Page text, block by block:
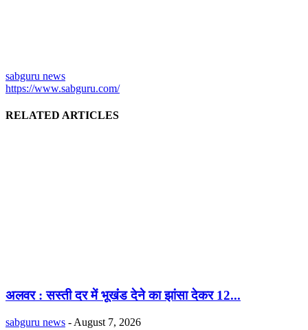
sabguru news
https://www.sabguru.com/
RELATED ARTICLES
अलवर : सस्ती दर में भूखंंड देने का झांसा देकर 12...
sabguru news - August 7, 2026